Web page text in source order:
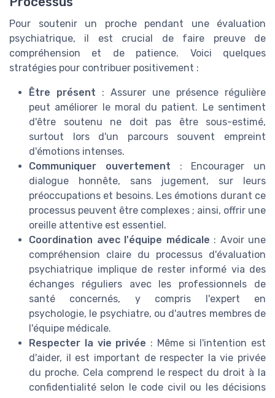
Pour soutenir un proche pendant une évaluation
psychiatrique, il est crucial de faire preuve de
compréhension et de patience. Voici quelques
stratégies pour contribuer positivement :
Être présent : Assurer une présence régulière
peut améliorer le moral du patient. Le sentiment
d'être soutenu ne doit pas être sous-estimé,
surtout lors d'un parcours souvent empreint
d'émotions intenses.
Communiquer ouvertement : Encourager un
dialogue honnête, sans jugement, sur leurs
préoccupations et besoins. Les émotions durant ce
processus peuvent être complexes ; ainsi, offrir une
oreille attentive est essentiel.
Coordination avec l'équipe médicale : Avoir une
compréhension claire du processus d'évaluation
psychiatrique implique de rester informé via des
échanges réguliers avec les professionnels de
santé concernés, y compris l'expert en
psychologie, le psychiatre, ou d'autres membres de
l'équipe médicale.
Respecter la vie privée : Même si l'intention est
d'aider, il est important de respecter la vie privée
du proche. Cela comprend le respect du droit à la
confidentialité selon le code civil ou les décisions